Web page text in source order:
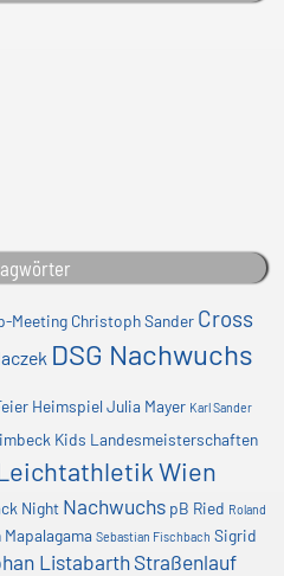
Meeting Christoph Sander Cross
DSG Nachwuchs
Heimspiel Julia Mayer Karl Sander
Kids Landesmeisterschaften
Wien
Night Nachwuchs pB Ried Roland
Mapalagama Sebastian Fischbach Sigrid
ListabarthStraßenlauf